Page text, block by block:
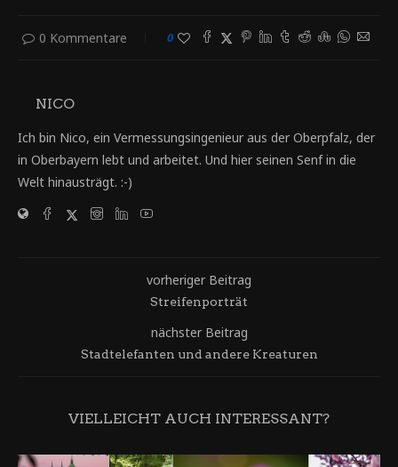
0 Kommentare 0
NICO
Ich bin Nico, ein Vermessungsingenieur aus der Oberpfalz, der
in Oberbayern lebt und arbeitet. Und hier seinen Senf in die
Welt hinausträgt. :-)
vorheriger Beitrag
Streifenporträt
nächster Beitrag
Stadtelefanten und andere Kreaturen
VIELLEICHT AUCH INTERESSANT?